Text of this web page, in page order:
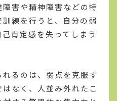
害や精神障害などの特
練を行うと、自分の弱
肯定感を失ってしまう
るのは、弱点を克服す
なく、人並み外れたこ